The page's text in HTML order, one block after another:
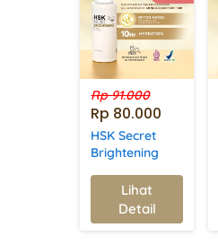
Rp 91.000
Rp 80.000
HSK Secret
Brightening
Mencerahkan,
Melembapkan,
& Mengecilkan
Lihat
Detail